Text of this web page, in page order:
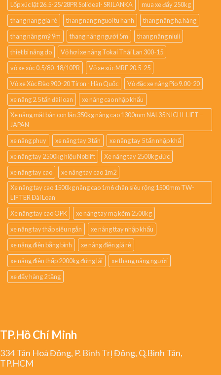
Lốp xúc lật 26.5-25/28PR Solideal- SRILANKA
mua xe đẩy 250kg
thang nang gia rẻ
thang nang nguoi tu hanh
thang nâng hạ hàng
thang nâng mỹ 9m
thang nâng người 5m
thang nâng niuli
thiet bi nâng do
Vỏ hơi xe nâng Tokai Thái Lan 300-15
vỏ xe xúc 0.5/80-18/10PR
Vỏ xe xúc MRF 20.5-25
Vỏ xe Xúc Đào 900-20 Tiron - Hàn Quốc
Vỏ đặc xe nâng Pio 9.00-20
xe nâng 2.5 tấn đài loan
xe nâng cao nhập khẩu
Xe nâng mặt bàn con lăn 350kg nâng cao 1300mm NAL35 NICHI-LIFT –
JAPAN
xe nâng phuy
xe nâng tay 3 tấn
xe nâng tay 5 tấn nhập khẩ
xe nâng tay 2500kg hiệu Noblift
Xe nâng tay 2500kg đức
xe nâng tay cao
xe nâng tay cao 1m2
Xe nâng tay cao 1500kg nâng cao 1m6 chân siêu rộng 1500mm TW-
LIFTER Đài Loan
Xe nâng tay cao OPK
xe nâng tay mạ kẽm 2500kg
xe nâng tay thấp siêu ngắn
xe nâng ttay nhập khẩu
xe nâng điện bằng bình
xe nâng điện giá rẻ
xe nâng điện thấp 2000kg đứng lái
xe thang nâng người
xe đẩy hàng 2 tầng
TP.Hồ Chí Minh
334 Tân Hoà Đông, P. Bình Trị Đông, Q.Bình Tân,
TP.HCM